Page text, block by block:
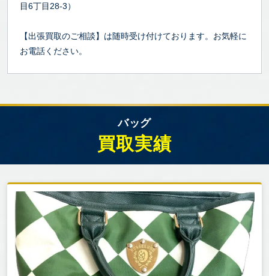
目6丁目28-3）
【出張買取のご相談】は随時受け付けております。お気軽に
お電話ください。
バッグ
買取実績